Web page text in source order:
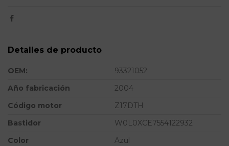
Detalles de producto
OEM:
93321052
Año fabricación
2004
Código motor
Z17DTH
Bastidor
W0L0XCE7554122932
Color
Azul